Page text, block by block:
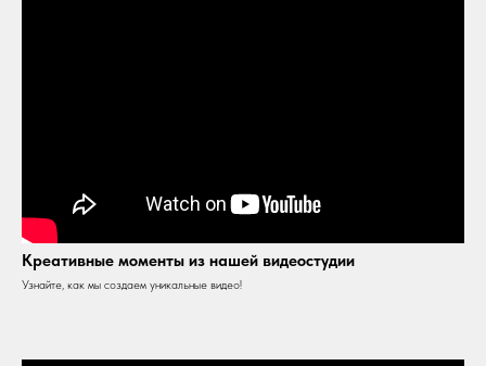
Креативные моменты из нашей видеостудии
Узнайте, как мы создаем уникальные видео!